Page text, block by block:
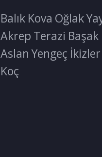
Balık Kova Oğlak
Akrep Terazi Başak
Aslan Yengeç İkizler
Koç